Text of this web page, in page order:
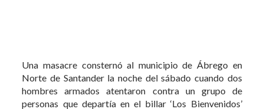
Una masacre consternó al municipio de Ábrego en
Norte de Santander la noche del sábado cuando dos
hombres armados atentaron contra un grupo de
personas que departía en el billar ‘Los Bienvenidos’